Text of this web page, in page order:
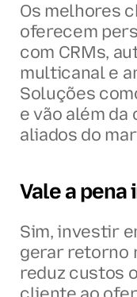
Os melhores
oferecem
com CRMs,
multicanal e
Soluções
e vão além
aliados do
Vale a
Sim, investir
gerar retorno
reduz custos